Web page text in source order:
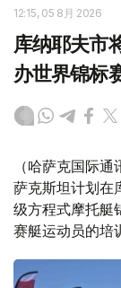
12:15, 05 8月 2026
库纳耶夫市
办世界锦标
（哈萨克国际
萨克斯坦计划在
级方程式摩托艇
赛艇运动员的培